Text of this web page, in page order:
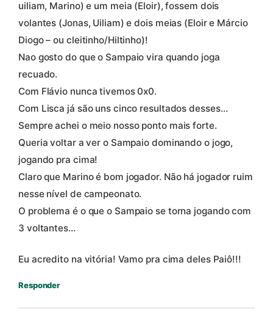
uiliam, Marino) e um meia (Eloir), fossem dois
volantes (Jonas, Uiliam) e dois meias (Eloir e Márcio
Diogo – ou cleitinho/Hiltinho)!
Nao gosto do que o Sampaio vira quando joga
recuado.
Com Flávio nunca tivemos 0x0.
Com Lisca já são uns cinco resultados desses…
Sempre achei o meio nosso ponto mais forte.
Queria voltar a ver o Sampaio dominando o jogo,
jogando pra cima!
Claro que Marino é bom jogador. Não há jogador ruim
nesse nível de campeonato.
O problema é o que o Sampaio se torna jogando com
3 voltantes…
Eu acredito na vitória! Vamo pra cima deles Paiô!!!
Responder